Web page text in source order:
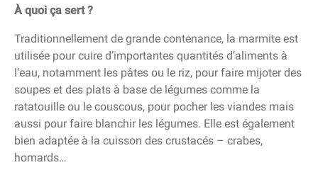
À quoi ça sert ?
Traditionnellement de grande contenance, la marmite est
utilisée pour cuire d’importantes quantités d’aliments à
l’eau, notamment les pâtes ou le riz, pour faire mijoter des
soupes et des plats à base de légumes comme la
ratatouille ou le couscous, pour pocher les viandes mais
aussi pour faire blanchir les légumes. Elle est également
bien adaptée à la cuisson des crustacés – crabes,
homards…